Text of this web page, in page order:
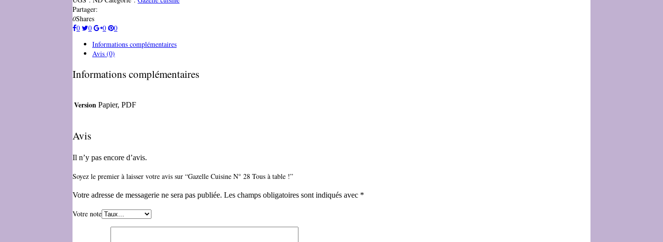
Partager:
0Shares
0
0 0
0
Informations complémentaires
Avis (0)
Informations complémentaires
Version Papier, PDF
Avis
Il n’y pas encore d’avis.
Soyez le premier à laisser votre avis sur “Gazelle Cuisine N° 28 Tous à table !”
Votre adresse de messagerie ne sera pas publiée. Les champs obligatoires sont indiqués avec *
Votre note